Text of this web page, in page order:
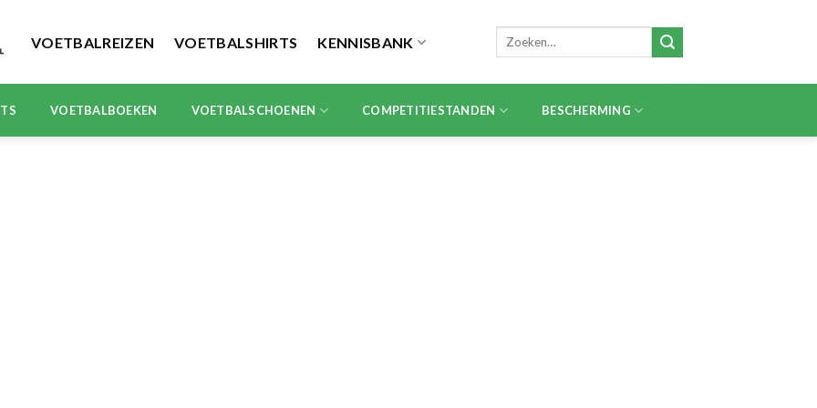
VOETBALREIZEN VOETBALSHIRTS KENNISBANK
Zoeken
VOETBALBOEKEN VOETBALSCHOENEN COMPETITIESTANDEN BESCHERMING